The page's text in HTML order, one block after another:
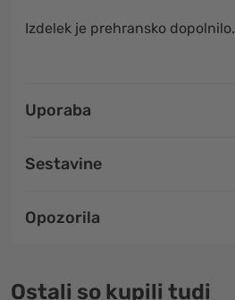
Izdelek je prehransko dopolnilo.
Uporaba
Sestavine
Opozorila
Ostali so kupili tudi